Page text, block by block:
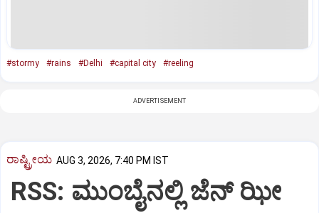
#stormy #rains #Delhi #capital city #reeling
ADVERTISEMENT
ರಾಷ್ಟ್ರೀಯ AUG 3, 2026, 7:40 PM IST
RSS: ಮುಂಬೈನಲ್ಲಿ ಜೆನ್‌ ಝೀ